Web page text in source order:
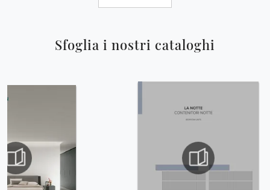
Sfoglia i nostri cataloghi